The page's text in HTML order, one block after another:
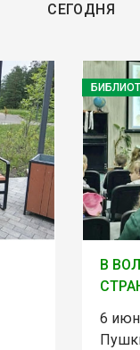
СЕГОДНЯ
В
6